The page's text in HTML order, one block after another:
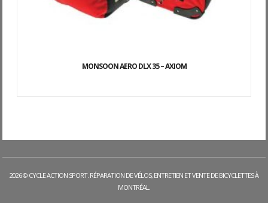
MONSOON AERO DLX 35 – AXIOM
2026 © CYCLE ACTION SPORT. RÉPARATION DE VÉLOS, ENTRETIEN ET VENTE DE BICYCLETTES À
MONTRÉAL.